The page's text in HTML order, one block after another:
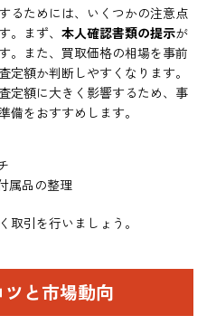
るためには、いくつかの注意点
。まず、本人確認書類の提示が
。また、買取価格の相場を事前
定額か判断しやすくなります。
定額に大きく影響するため、事
備をおすすめします。
属品の整理
取引を行いましょう。
と市場動向